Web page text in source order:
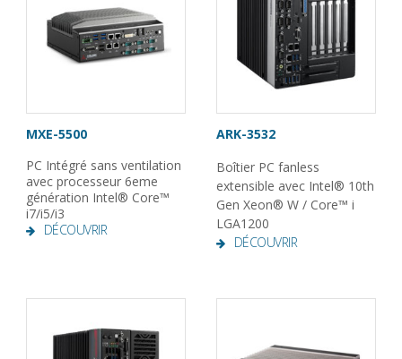
MXE-5500
PC Intégré sans ventilation
avec processeur 6eme
génération Intel® Core™
i7/i5/i3
DÉCOUVRIR
ARK-3532
Boîtier PC fanless
extensible avec Intel® 10th
Gen Xeon® W / Core™ i
LGA1200
DÉCOUVRIR